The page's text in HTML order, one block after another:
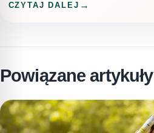
CZYTAJ DALEJ
Powiązane artykuły